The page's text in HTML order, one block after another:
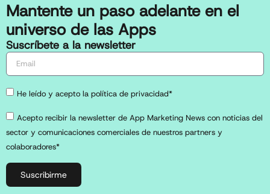
Mantente un paso adelante en el
universo de las Apps
Suscríbete a la newsletter
He leído y acepto la política de privacidad*
Acepto recibir la newsletter de App Marketing News con noticias del
sector y comunicaciones comerciales de nuestros partners y
colaboradores*
Suscribirme